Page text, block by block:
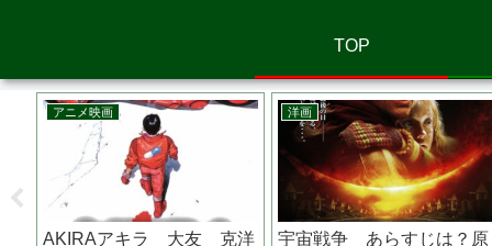
TOP
洋画
マイ・フレンド・フォーエ
邦画
危険なビーナスの妻夫木聡